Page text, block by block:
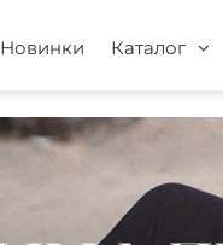
Новинки Каталог